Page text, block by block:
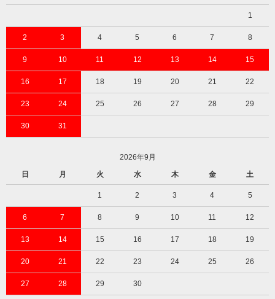
1
2 3 4 5 6 7 8
9 10 11 12 13 14 15
16 17 18 19 20 21 22
23 24 25 26 27 28 29
30 31
2026年9月
日
月 火 水 木 金 土
1 2 3 4 5
6 7 8 9 10 11 12
13 14 15 16 17 18 19
20 21 22 23 24 25 26
27 28 29 30